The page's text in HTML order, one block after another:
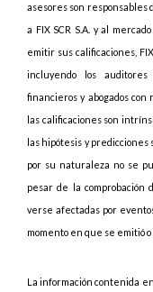
asesores son
a FIX SCR S.A. y al
emitir sus calificaciones,
incluyendo los
financieros y abogados con
las calificaciones son
las hipótesis y
por su naturaleza no se
pesar de la comprobación
verse afectadas por
momento en que se emitió
La información contenida